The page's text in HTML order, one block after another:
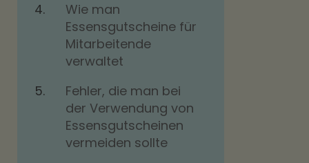
Wie man
Essensgutscheine für
Mitarbeitende
verwaltet
Fehler, die man bei
der Verwendung von
Essensgutscheinen
vermeiden sollte